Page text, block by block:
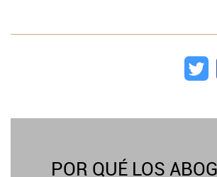
POR QUÉ LOS